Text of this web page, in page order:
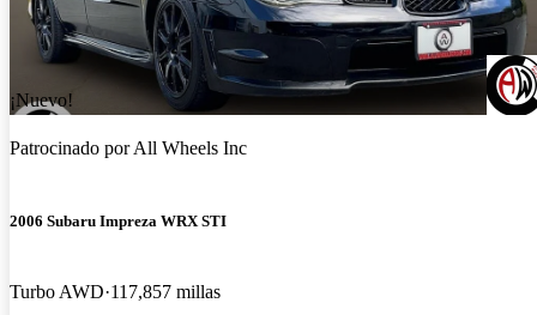
¡Nuevo!
Patrocinado porAll Wheels Inc
2006 Subaru Impreza WRX STI
Turbo AWD 117,857 millas